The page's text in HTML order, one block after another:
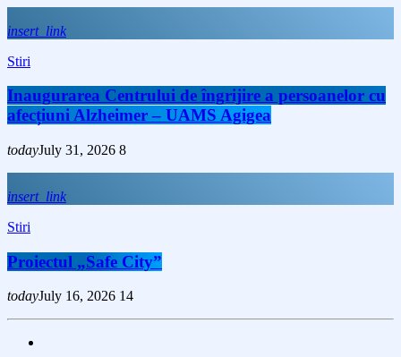
insert_link
Stiri
Inaugurarea Centrului de îngrijire a persoanelor cu
afecțiuni Alzheimer – UAMS Agigea
todayJuly 31, 2026 8
insert_link
Stiri
Proiectul „Safe City”
todayJuly 16, 2026 14